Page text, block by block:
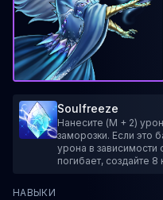
Soulfreeze
Нанесите (M + 2)
заморозки. Если это
урона в зависимости
погибает, создайте
НАВЫКИ